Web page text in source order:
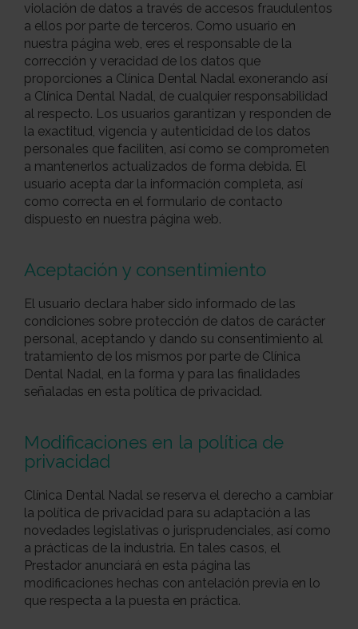
violación de datos a través de accesos fraudulentos
a ellos por parte de terceros. Como usuario en
nuestra página web, eres el responsable de la
corrección y veracidad de los datos que
proporciones a Clínica Dental Nadal exonerando así
a Clínica Dental Nadal, de cualquier responsabilidad
al respecto. Los usuarios garantizan y responden de
la exactitud, vigencia y autenticidad de los datos
personales que faciliten, así como se comprometen
a mantenerlos actualizados de forma debida. El
usuario acepta dar la información completa, así
como correcta en el formulario de contacto
dispuesto en nuestra página web.
Aceptación y consentimiento
El usuario declara haber sido informado de las
condiciones sobre protección de datos de carácter
personal, aceptando y dando su consentimiento al
tratamiento de los mismos por parte de Clínica
Dental Nadal, en la forma y para las finalidades
señaladas en esta política de privacidad.
Modificaciones en la política de
privacidad
Clínica Dental Nadal se reserva el derecho a cambiar
la política de privacidad para su adaptación a las
novedades legislativas o jurisprudenciales, así como
a prácticas de la industria. En tales casos, el
Prestador anunciará en esta página las
modificaciones hechas con antelación previa en lo
que respecta a la puesta en práctica.